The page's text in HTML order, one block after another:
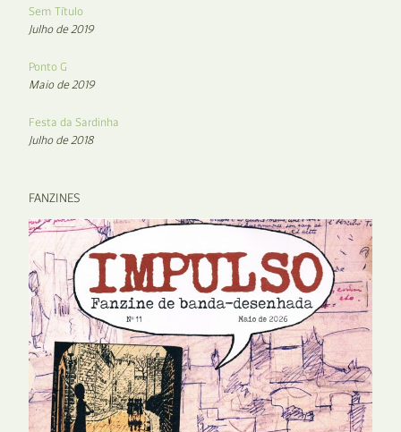
Sem Título
Julho de 2019
Ponto G
Maio de 2019
Festa da Sardinha
Julho de 2018
FANZINES